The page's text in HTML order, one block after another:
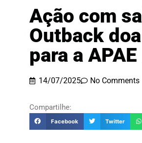
Ação com
Outback
para a
14/07/2025 No Comments
Compartilhe:
Facebook Twitter